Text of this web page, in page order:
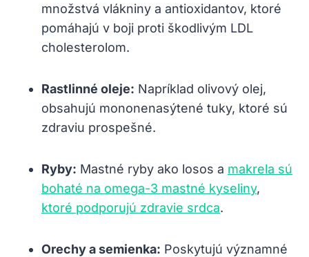
množstvá vlákniny a antioxidantov, ktoré
pomáhajú v boji proti škodlivým LDL
cholesterolom.
Rastlinné oleje: Napríklad olivový olej,
obsahujú mononenasýtené tuky, ktoré sú
zdraviu prospešné.
Ryby: Mastné ryby ako losos a makrela sú
bohaté na omega-3 mastné kyseliny,
ktoré podporujú zdravie srdca.
Orechy a semienka: Poskytujú významné